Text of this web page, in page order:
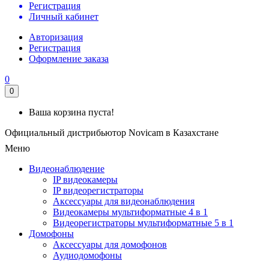
Регистрация
Личный кабинет
Авторизация
Регистрация
Оформление заказа
0
0
Ваша корзина пуста!
Официальный дистрибьютор Novicam в Казахстане
Меню
Видеонаблюдение
IP видеокамеры
IP видеорегистраторы
Аксессуары для видеонаблюдения
Видеокамеры мультиформатные 4 в 1
Видеорегистраторы мультиформатные 5 в 1
Домофоны
Аксессуары для домофонов
Аудиодомофоны